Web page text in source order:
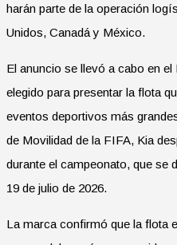
harán parte de la operación
Unidos, Canadá y México.
El anuncio se llevó a cabo en
elegido para presentar la flota
eventos deportivos más
de Movilidad de la FIFA, Kia
durante el campeonato, que se
19 de julio de 2026.
La marca confirmó que la flota